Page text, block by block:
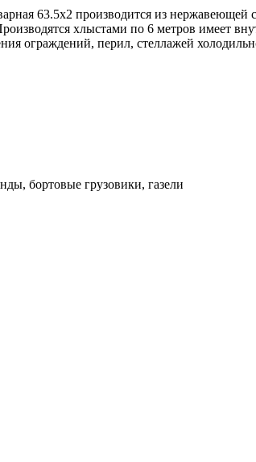
63.5х2 производится из
хлыстами по 6 метров имеет
ограждений, перил, стеллажей
бортовые грузовики, газели